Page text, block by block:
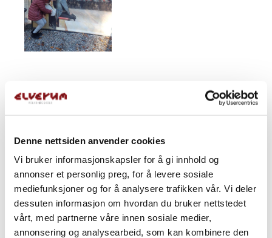
Denne nettsiden anvender cookies
Vi bruker informasjonskapsler for å gi innhold og
annonser et personlig preg, for å levere sosiale
mediefunksjoner og for å analysere trafikken vår. Vi deler
dessuten informasjon om hvordan du bruker nettstedet
vårt, med partnerne våre innen sosiale medier,
annonsering og analysearbeid, som kan kombinere den
Bildegalleri (6)